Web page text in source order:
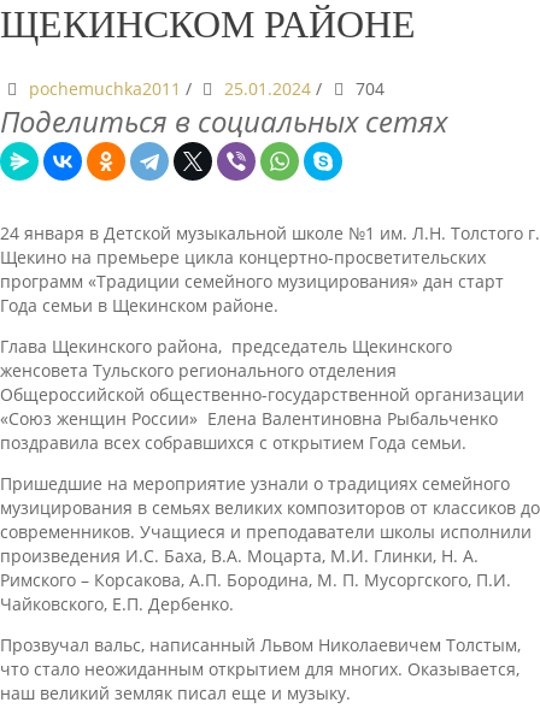
ЩЕКИНСКОМ РАЙОНЕ
pochemuchka2011 / 25.01.2024 / 704
Поделиться в социальных сетях
24 января в Детской музыкальной школе №1 им. Л.Н. Толстого г.
Щекино на премьере цикла концертно-просветительских
программ «Традиции семейного музицирования» дан старт
Года семьи в Щекинском районе.
Глава Щекинского района, председатель Щекинского
женсовета Тульского регионального отделения
Общероссийской общественно-государственной организации
«Союз женщин России» Елена Валентиновна Рыбальченко
поздравила всех собравшихся с открытием Года семьи.
Пришедшие на мероприятие узнали о традициях семейного
музицирования в семьях великих композиторов от классиков до
современников. Учащиеся и преподаватели школы исполнили
произведения И.С. Баха, В.А. Моцарта, М.И. Глинки, Н. А.
Римского – Корсакова, А.П. Бородина, М. П. Мусоргского, П.И.
Чайковского, Е.П. Дербенко.
Прозвучал вальс, написанный Львом Николаевичем Толстым,
что стало неожиданным открытием для многих. Оказывается,
наш великий земляк писал еще и музыку.